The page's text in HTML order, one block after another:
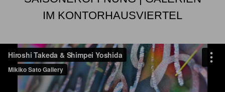
IM KONTORHAUSVIERTEL